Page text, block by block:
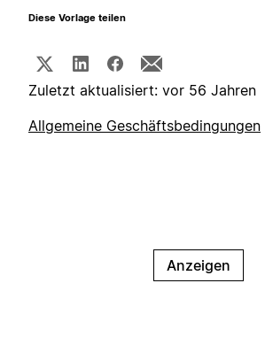
Diese Vorlage teilen
Zuletzt aktualisiert: vor 56 Jahren
Allgemeine Geschäftsbedingungen
Anzeigen